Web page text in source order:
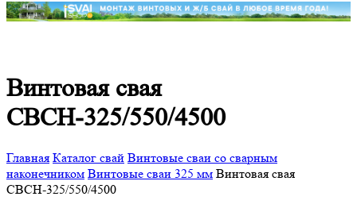
Винтовая свая
СВСН-325/550/4500
Главная Каталог свай Винтовые сваи со сварным
наконечником Винтовые сваи 325 мм Винтовая свая
СВСН-325/550/4500